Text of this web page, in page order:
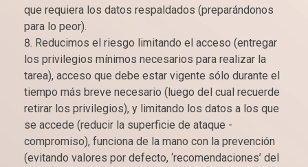
que requiera los datos respaldados (preparándonos
para lo peor).
Reducimos el riesgo limitando el acceso (entregar
los privilegios mínimos necesarios para realizar la
tarea), acceso que debe estar vigente sólo durante el
tiempo más breve necesario (luego del cual recuerde
retirar los privilegios), y limitando los datos a los que
se accede (reducir la superficie de ataque -
compromiso), funciona de la mano con la prevención
(evitando valores por defecto, ‘recomendaciones’ del